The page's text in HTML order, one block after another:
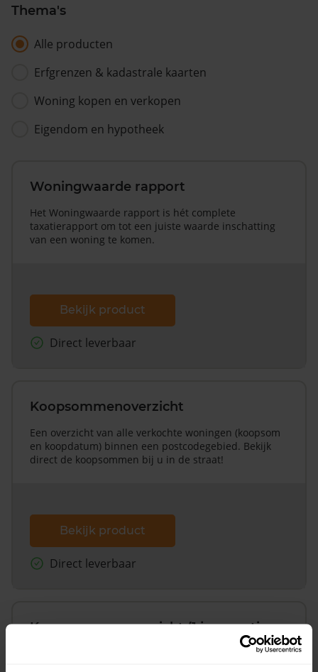
Thema's
Alle producten
Erfgrenzen & kadastrale kaarten
Woning kopen en verkopen
Eigendom en hypotheek
Woningwaarde rapport
Het Woningwaarde rapport is hét complete
taxatierapport om tot een juiste waarde inschatting
van een woning te komen.
Bekijk product
Direct leverbaar
Koopsommenoverzicht
Een overzicht van alle verkochte woningen (koopsom
en koopdatum) binnen een postcodegebied. Bekijk
direct de koopsommen bij u in de straat!
Bekijk product
Direct leverbaar
Koopsommenoverzicht (1 jaar gratis